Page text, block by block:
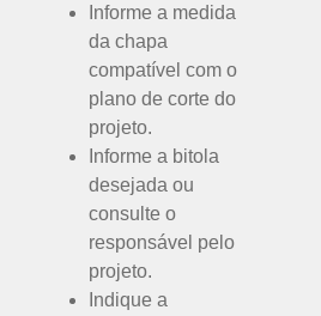
Informe a medida
da chapa
compatível com o
plano de corte do
projeto.
Informe a bitola
desejada ou
consulte o
responsável pelo
projeto.
Indique a